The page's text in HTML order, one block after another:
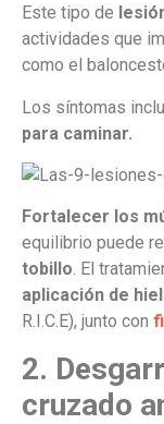
Este tipo de
actividades que
como el
Los síntomas
para caminar.
Fortalecer los
equilibrio puede
tobillo. El
aplicación de
R.I.C.E), junto con
2.
cruzado